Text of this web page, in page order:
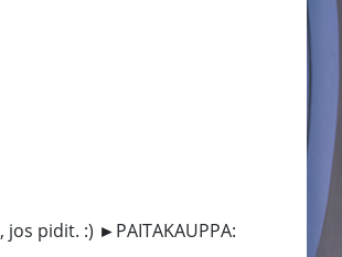
pidit. :) ►PAITAKAUPPA: